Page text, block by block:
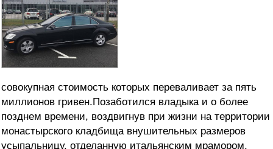
совокупная стоимость которых переваливает за пять
миллионов гривен.Позаботился владыка и о более
позднем времени, воздвигнув при жизни на территории
монастырского кладбища внушительных размеров
усыпальницу, отделанную итальянским мрамором,